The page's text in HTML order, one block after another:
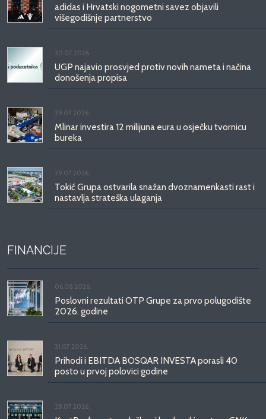
adidas i Hrvatski nogometni savez objavili
višegodišnje partnerstvo
30.07.2026.
UGP najavio prosvjed protiv novih nameta i načina
donošenja propisa
29.07.2026.
Mlinar investira 12 milijuna eura u osječku tvornicu
bureka
29.07.2026.
Tokić Grupa ostvarila snažan dvoznamenkasti rast i
nastavlja strateška ulaganja
FINANCIJE
06.08.2026.
Poslovni rezultati OTP Grupe za prvo polugodište
2026. godine
31.07.2026.
Prihodi i EBITDA BOSQAR INVESTA porasli 40
posto u prvoj polovici godine
28.07.2026.